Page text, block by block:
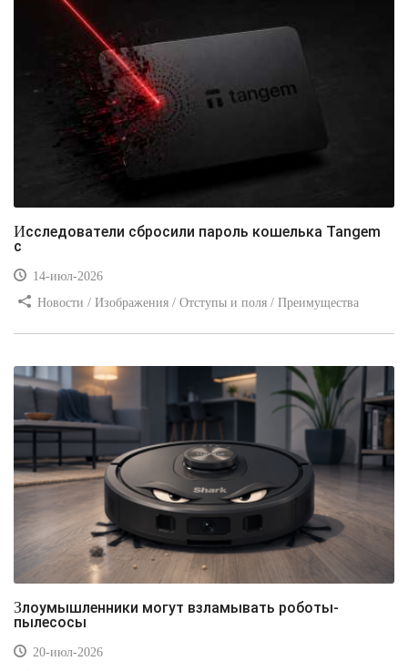
Исследователи сбросили пароль кошелька Tangem
с
14-июл-2026
Новости / Изображения / Отступы и поля / Преимущества
Злоумышленники могут взламывать роботы-
пылесосы
20-июл-2026